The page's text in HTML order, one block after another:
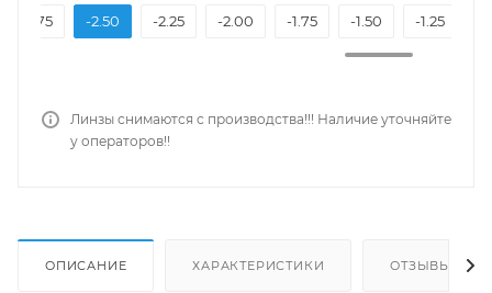
-2.75
-2.50 -2.25 -2.00 -1.75 -1.50 -1.25
Линзы снимаются с производства!!! Наличие уточняйте
у операторов!!
ОПИСАНИЕ ХАРАКТЕРИСТИКИ ОТЗЫВЫ